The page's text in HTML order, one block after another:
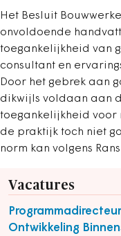
Het Besluit
onvoldoende
toegankelijkheid van
consultant en
Door het gebrek aan
dikwijls voldaan aan
toegankelijkheid voor
de praktijk toch niet
norm kan volgens
Vacatures
Ontwikkeling